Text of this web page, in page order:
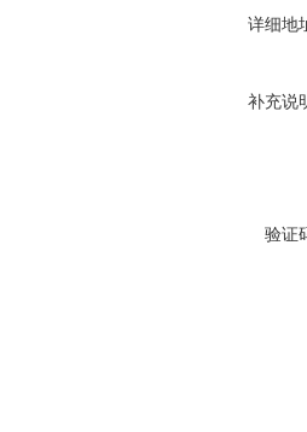
详细地
补充说
验证